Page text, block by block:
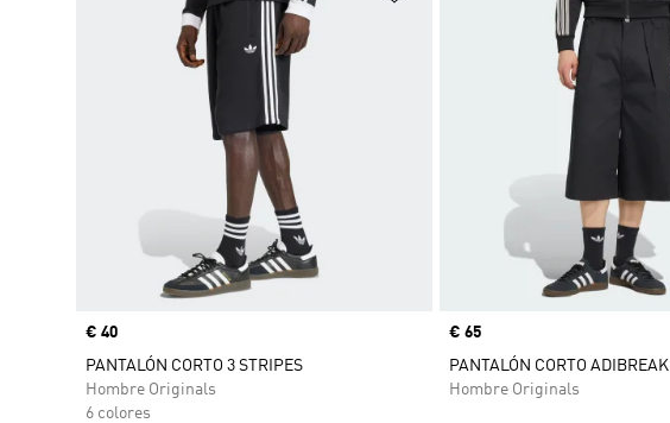
Precio
€ 40
PANTALÓN CORTO 3 STRIPES
Hombre Originals
6 colores
Precio
€ 65
PANTALÓN CORTO ADIBREAK
Hombre Originals